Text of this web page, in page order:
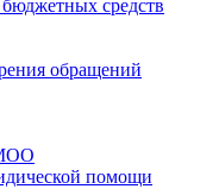
средств
обращений
помощи